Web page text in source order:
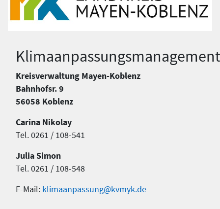
Klimaanpassungsmanagement
Kreisverwaltung Mayen-Koblenz
Bahnhofsr. 9
56058 Koblenz
Carina Nikolay
Tel. 0261 / 108-541
Julia Simon
Tel. 0261 / 108-548
E-Mail: klimaanpassung@kvmyk.de